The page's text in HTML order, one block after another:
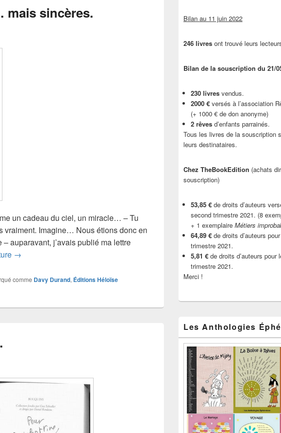
mais sincères.
un cadeau du ciel, un miracle… – Tu
vraiment. Imagine… Nous étions donc en
auparavant, j’avais publié ma lettre
Excuses tardives… mais sincères.
→
comme Davy Durand, Éditions Héloïse
Bilan au 11 juin 2022
246 livres ont trouvé leurs
Bilan de la souscription du 21/
230 livres vendus.
2000 € versés à l’association
(+ 1000 € de don anonyme)
2 rêves d’enfants parrainés.
Tous les livres de la souscription
leurs destinataires.
Chez TheBookEdition (achats
souscription)
53,85 € de droits d’auteurs
second trimestre 2021. (8
+ 1 exemplaire Métiers
64,89 € de droits d’auteurs
trimestre 2021.
5,81 € de droits d’auteurs pour
trimestre 2021.
Merci !
Les Anthologies